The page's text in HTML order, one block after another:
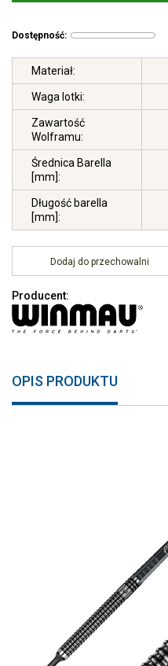
Dostępność:
Materiał:
Waga lotki:
Zawartość
Wolframu:
Średnica Barella
[mm]:
Długość barella
[mm]:
Dodaj do przechowalni
Producent:
OPIS PRODUKTU